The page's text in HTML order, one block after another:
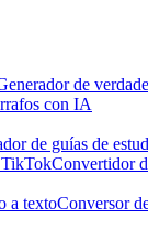
de
con IA
de guías de
TikTokConvertidor
a textoConversor